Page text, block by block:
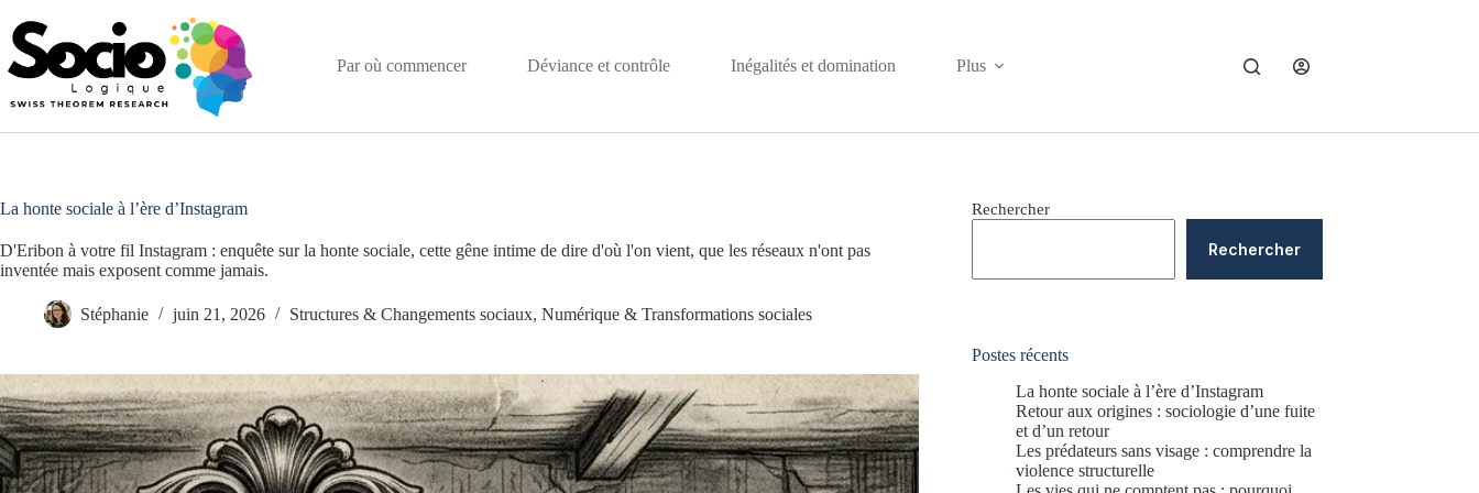
au
contenu
Par où commencer
Déviance et contrôle Inégalités et domination Plus
La honte sociale à l’ère d’Instagram
D'Eribon à votre fil Instagram : enquête sur la honte sociale, cette gêne intime de dire d'où l'on vient, que les réseaux n'ont pas
inventée mais exposent comme jamais.
Stéphanie juin 21, 2026 Structures & Changements sociaux, Numérique & Transformations sociales
Rechercher
Rechercher
Postes récents
La honte sociale à l’ère d’Instagram
Retour aux origines : sociologie d’une fuite
et d’un retour
Les prédateurs sans visage : comprendre la
violence structurelle